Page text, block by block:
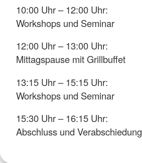
10:00 Uhr – 12:00 Uhr:
Workshops und Seminar
12:00 Uhr – 13:00 Uhr:
Mittagspause mit Grillbuffet
13:15 Uhr – 15:15 Uhr:
Workshops und Seminar
15:30 Uhr – 16:15 Uhr:
Abschluss und Verabschiedung